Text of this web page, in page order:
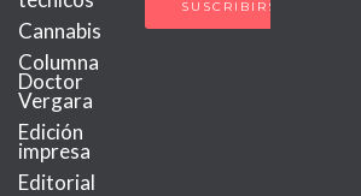
Cannabis
Columna
Doctor
Vergara
Edición
impresa
Editorial